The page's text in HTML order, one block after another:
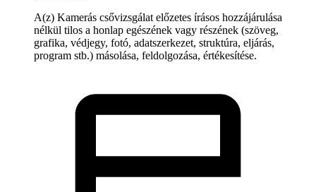
A(z) Kamerás csővizsgálat előzetes írásos hozzájárulása
nélkül tilos a honlap egészének vagy részének (szöveg,
grafika, védjegy, fotó, adatszerkezet, struktúra, eljárás,
program stb.) másolása, feldolgozása, értékesítése.